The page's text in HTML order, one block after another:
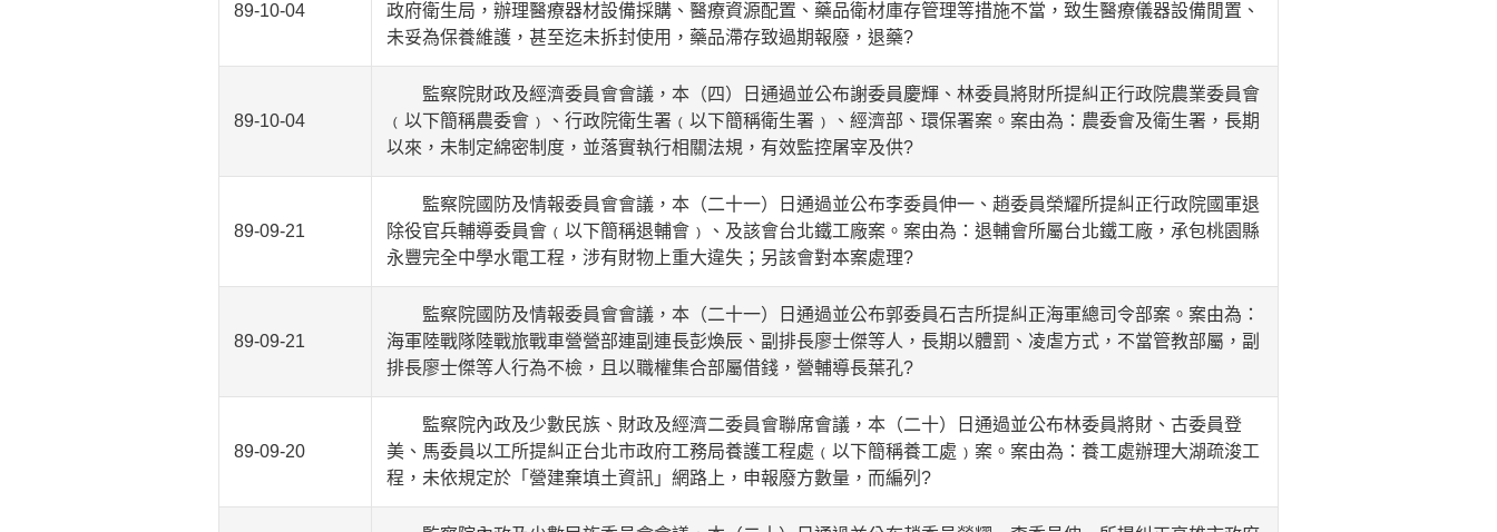
89-10-04
政府衛生局，辦理醫療器材設備採購、醫療資源配置、藥品衛材庫存管理等措施不當，致生醫療儀器設備閒置、
未妥為保養維護，甚至迄未拆封使用，藥品滯存致過期報廢，退藥?
89-10-04
監察院財政及經濟委員會會議，本（四）日通過並公布謝委員慶輝、林委員將財所提糾正行政院農業委員會
﹙以下簡稱農委會﹚、行政院衛生署﹙以下簡稱衛生署﹚、經濟部、環保署案。案由為：農委會及衛生署，長期
以來，未制定綿密制度，並落實執行相關法規，有效監控屠宰及供?
89-09-21
監察院國防及情報委員會會議，本（二十一）日通過並公布李委員伸一、趙委員榮耀所提糾正行政院國軍退
除役官兵輔導委員會﹙以下簡稱退輔會﹚、及該會台北鐵工廠案。案由為：退輔會所屬台北鐵工廠，承包桃園縣
永豐完全中學水電工程，涉有財物上重大違失；另該會對本案處理?
89-09-21
監察院國防及情報委員會會議，本（二十一）日通過並公布郭委員石吉所提糾正海軍總司令部案。案由為：
海軍陸戰隊陸戰旅戰車營營部連副連長彭煥辰、副排長廖士傑等人，長期以體罰、凌虐方式，不當管教部屬，副
排長廖士傑等人行為不檢，且以職權集合部屬借錢，營輔導長葉孔?
89-09-20
監察院內政及少數民族、財政及經濟二委員會聯席會議，本（二十）日通過並公布林委員將財、古委員登
美、馬委員以工所提糾正台北市政府工務局養護工程處﹙以下簡稱養工處﹚案。案由為：養工處辦理大湖疏浚工
程，未依規定於「營建棄填土資訊」網路上，申報廢方數量，而編列?